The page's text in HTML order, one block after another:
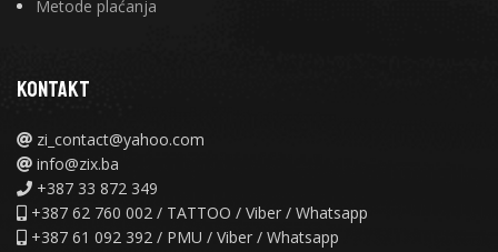
Metode plaćanja
KONTAKT
zi_contact@yahoo.com
info@zix.ba
+387 33 872 349
+387 62 760 002 / TATTOO / Viber / Whatsapp
+387 61 092 392 / PMU / Viber / Whatsapp